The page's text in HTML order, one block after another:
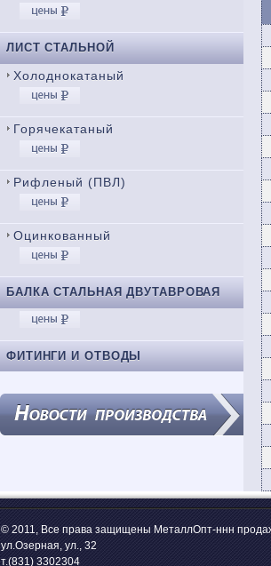
ЛИСТ СТАЛЬНОЙ
Холоднокатаный
Горячекатаный
Рифленый (ПВЛ)
Оцинкованный
БАЛКА СТАЛЬНАЯ ДВУТАВРОВАЯ
ФИТИНГИ И ОТВОДЫ
© 2011, Все права защищены МеталлОпт-ннн
ул.Озерная, ул., 32
т.(831) 3302304